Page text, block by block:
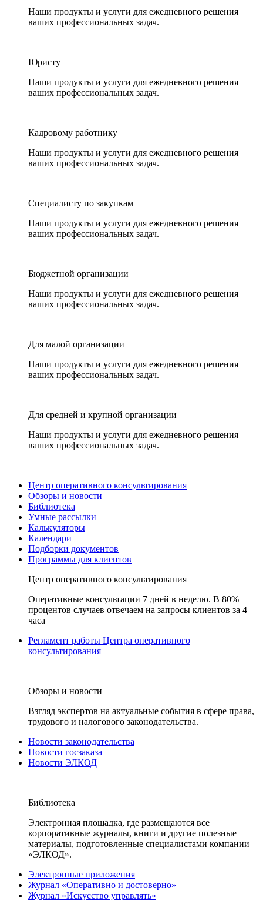
Наши продукты и услуги для ежедневного решения
ваших профессиональных задач.
Юристу
Наши продукты и услуги для ежедневного решения
ваших профессиональных задач.
Кадровому работнику
Наши продукты и услуги для ежедневного решения
ваших профессиональных задач.
Специалисту по закупкам
Наши продукты и услуги для ежедневного решения
ваших профессиональных задач.
Бюджетной организации
Наши продукты и услуги для ежедневного решения
ваших профессиональных задач.
Для малой организации
Наши продукты и услуги для ежедневного решения
ваших профессиональных задач.
Для средней и крупной организации
Наши продукты и услуги для ежедневного решения
ваших профессиональных задач.
Центр оперативного консультирования
Обзоры и новости
Библиотека
Умные рассылки
Калькуляторы
Календари
Подборки документов
Программы для клиентов
Центр оперативного консультирования
Оперативные консультации 7 дней в неделю. В 80%
процентов случаев отвечаем на запросы клиентов за 4
часа
Регламент работы Центра оперативного
консультирования
Обзоры и новости
Взгляд экспертов на актуальные события в сфере права,
трудового и налогового законодательства.
Новости законодательства
Новости госзаказа
Новости ЭЛКОД
Библиотека
Электронная площадка, где размещаются все
корпоративные журналы, книги и другие полезные
материалы, подготовленные специалистами компании
«ЭЛКОД».
Электронные приложения
Журнал «Оперативно и достоверно»
Журнал «Искусство управлять»